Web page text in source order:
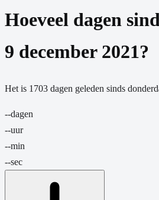
Hoeveel dagen
9 december 2021?
Het is 1703 dagen geleden sinds
--dagen
--uur
--min
--sec